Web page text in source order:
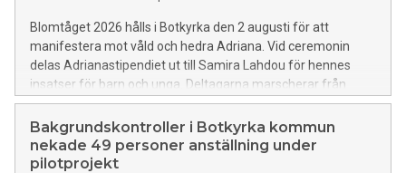
Blomtåget 2026 hålls i Botkyrka den 2 augusti för att
manifestera mot våld och hedra Adriana. Vid ceremonin
delas Adrianastipendiet ut till Samira Lahdou för hennes
insatser för barn och unga. Deltagarna marscherar från
Norsborg till Freinetskolan Kastanjen där ceremonin
avslutas.
Bakgrundskontroller i Botkyrka kommun
nekade 49 personer anställning under
pilotprojekt